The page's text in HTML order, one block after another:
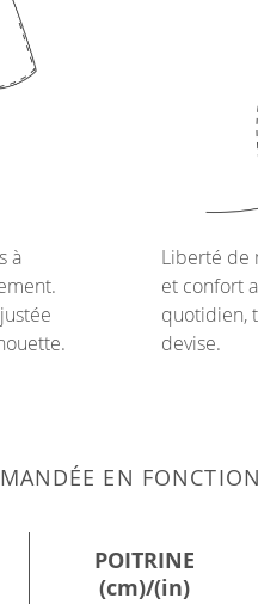
à
Liberté de
et confort
quotidien,
devise.
EN
POITRINE
(cm)/(in)